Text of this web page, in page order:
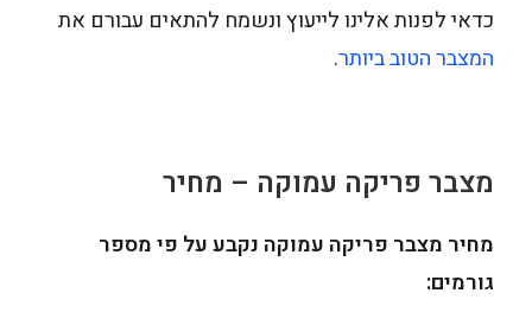
כדאי לפנות אלינו לייעוץ ונשמח להתאים עבורם את
המצבר הטוב ביותר.
מצבר פריקה עמוקה – מחיר
מחיר מצבר פריקה עמוקה נקבע על פי מספר
גורמים: